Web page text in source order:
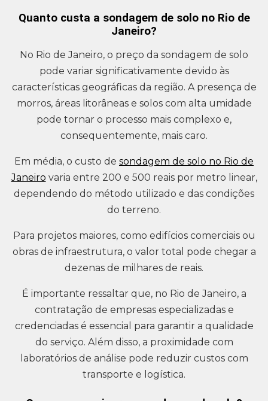
Quanto custa a sondagem de solo no Rio de
Janeiro?
No Rio de Janeiro, o preço da sondagem de solo
pode variar significativamente devido às
características geográficas da região. A presença de
morros, áreas litorâneas e solos com alta umidade
pode tornar o processo mais complexo e,
consequentemente, mais caro.
Em média, o custo de sondagem de solo no Rio de
Janeiro varia entre 200 e 500 reais por metro linear,
dependendo do método utilizado e das condições
do terreno.
Para projetos maiores, como edifícios comerciais ou
obras de infraestrutura, o valor total pode chegar a
dezenas de milhares de reais.
É importante ressaltar que, no Rio de Janeiro, a
contratação de empresas especializadas e
credenciadas é essencial para garantir a qualidade
do serviço. Além disso, a proximidade com
laboratórios de análise pode reduzir custos com
transporte e logística.